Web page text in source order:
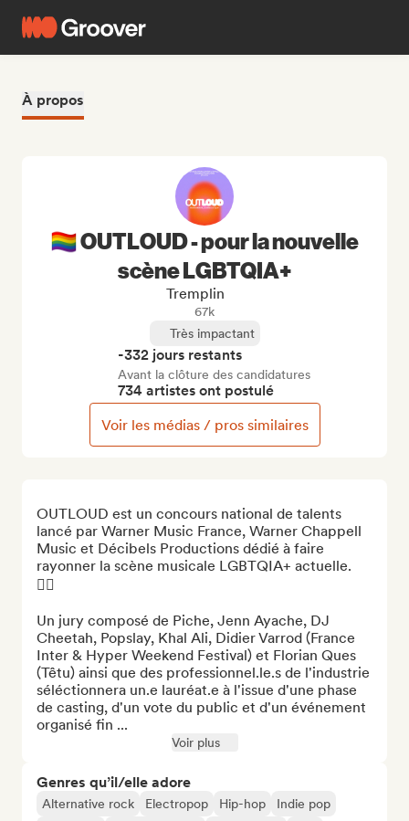
À propos
OUTLOUD est un concours national de talents
lancé par Warner Music France, Warner Chappell
Music et Décibels Productions dédié à faire
rayonner la scène musicale LGBTQIA+ actuelle.
🏳️‍🌈
Un jury composé de Piche, Jenn Ayache, DJ
Cheetah, Popslay, Khal Ali, Didier Varrod (France
Inter & Hyper Weekend Festival) et Florian Ques
(Têtu) ainsi que des professionnel.le.s de l'industrie
séléctionnera un.e lauréat.e à l'issue d'une phase
de casting, d'un vote du public et d'un événement
organisé fin ...
Voir plus
Genres qu’il/elle adore
Alternative rock Electropop Hip-hop
Indie pop
🏳️‍🌈 OUTLOUD - pour la nouvelle
scène LGBTQIA+
Tremplin
67k
Très impactant
-332 jours restants
Avant la clôture des candidatures
734 artistes ont postulé
Voir les médias / pros similaires